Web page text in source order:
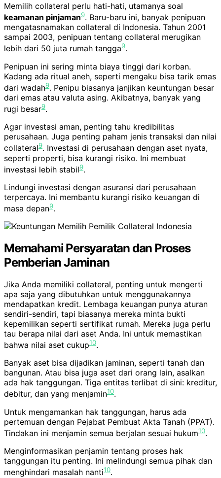
Memilih collateral perlu hati-hati, utamanya soal
keamanan pinjaman9. Baru-baru ini, banyak penipuan
mengatasnamakan collateral di Indonesia. Tahun 2001
sampai 2003, penipuan tentang collateral merugikan
lebih dari 50 juta rumah tangga9.
Penipuan ini sering minta biaya tinggi dari korban.
Kadang ada ritual aneh, seperti mengaku bisa tarik emas
dari wadah9. Penipu biasanya janjikan keuntungan besar
dari emas atau valuta asing. Akibatnya, banyak yang
rugi besar9.
Agar investasi aman, penting tahu kredibilitas
perusahaan. Juga penting paham jenis transaksi dan nilai
collateral9. Investasi di perusahaan dengan aset nyata,
seperti properti, bisa kurangi risiko. Ini membuat
investasi lebih stabil9.
Lindungi investasi dengan asuransi dari perusahaan
terpercaya. Ini membantu kurangi risiko keuangan di
masa depan9.
Memahami Persyaratan dan Proses
Pemberian Jaminan
Jika Anda memiliki collateral, penting untuk mengerti
apa saja yang dibutuhkan untuk menggunakannya
mendapatkan kredit. Lembaga keuangan punya aturan
sendiri-sendiri, tapi biasanya mereka minta bukti
kepemilikan seperti sertifikat rumah. Mereka juga perlu
tau berapa nilai dari aset Anda. Ini untuk memastikan
bahwa nilai aset cukup10.
Banyak aset bisa dijadikan jaminan, seperti tanah dan
bangunan. Atau bisa juga aset dari orang lain, asalkan
ada hak tanggungan. Tiga entitas terlibat di sini: kreditur,
debitur, dan yang menjamin10.
Untuk mengamankan hak tanggungan, harus ada
pertemuan dengan Pejabat Pembuat Akta Tanah (PPAT).
Tindakan ini menjamin semua berjalan sesuai hukum10.
Menginformasikan penjamin tentang proses hak
tanggungan itu penting. Ini melindungi semua pihak dan
menghindari masalah nanti10.